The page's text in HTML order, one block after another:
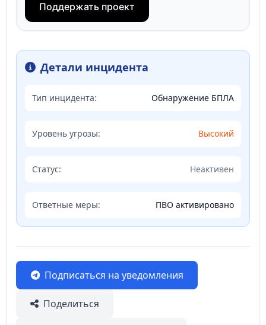
Поддержать проект
Детали инцидента
Тип инцидента: Обнаружение БПЛА
Уровень угрозы: Высокий
Статус: Неактивен
Ответные меры: ПВО активировано
Подписаться на уведомления
Поделиться